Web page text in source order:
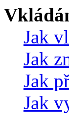
Jak
Jak
Jak
Jak